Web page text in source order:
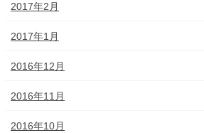
2017年2月
2017年1月
2016年12月
2016年11月
2016年10月